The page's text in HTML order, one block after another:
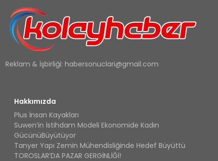
Reklam & İşbirliği: habersonuclari@gmail.com
Hakkımızda
Plus İnsan Kayakları
Suwen’in İstihdam Modeli Ekonomide Kadın
GücünüBüyütüyor
Tanyer Yapı Zemin Mühendisliğinde Hedef Büyüttü
TOROSLAR’DA PAZAR GERGİNLİĞİ!